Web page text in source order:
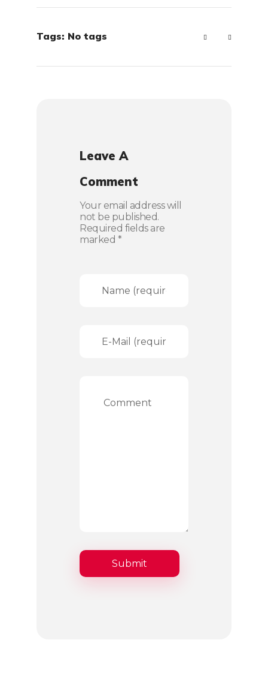
Tags: No tags
Leave A
Comment
Your email address will
not be published.
Required fields are
marked *